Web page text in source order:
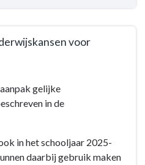
voor
gelijke
in de
in het schooljaar 2025-
daarbij gebruik maken